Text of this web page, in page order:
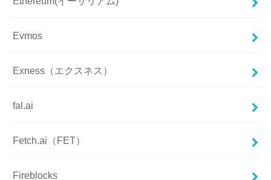
Evmos
Exness（エクスネス）
fal.ai
Fetch.ai（FET）
Fireblocks